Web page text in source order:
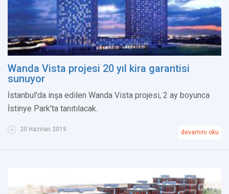
Wanda Vista projesi 20 yıl kira garantisi
sunuyor
İstanbul'da inşa edilen Wanda Vista projesi, 2 ay boyunca
İstinye Park'ta tanıtılacak.
20 Haziran 2019 devamını oku